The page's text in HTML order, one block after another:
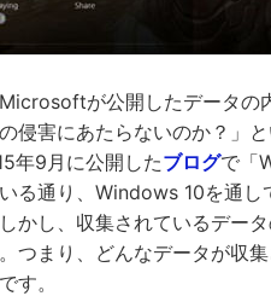
が公開したデータの
侵害にあたらないのか？」
年9月に公開したブログで「
る通り、Windows 10を通し
かし、収集されているデー
つまり、どんなデータが収
す。